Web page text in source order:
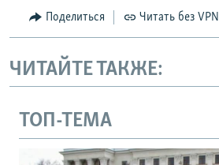
Поделиться Читать без VPN
ЧИТАЙТЕ ТАКЖЕ:
ТОП-ТЕМА